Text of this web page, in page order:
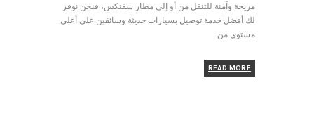
مريحة وآمنة للتنقل من أو إلى مطار سفنكس، فنحن نوفر
لك أفضل خدمة توصيل بسيارات حديثة وسائقين على أعلى
مستوى من
READ MORE